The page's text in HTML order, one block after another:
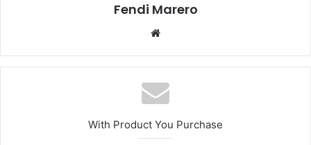
Fendi Marero
With Product You Purchase